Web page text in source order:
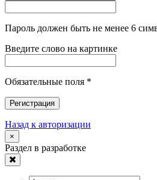
Пароль должен быть не менее 6
Введите слово на картинке
Обязательные поля *
Регистрация
Назад к авторизации
×
Раздел в разработке